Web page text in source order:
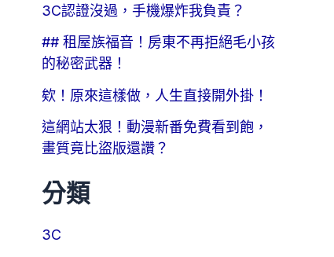
3C認證沒過，手機爆炸我負責？
## 租屋族福音！房東不再拒絕毛小孩
的秘密武器！
欸！原來這樣做，人生直接開外掛！
這網站太狠！動漫新番免費看到飽，
畫質竟比盜版還讚？
分類
3C